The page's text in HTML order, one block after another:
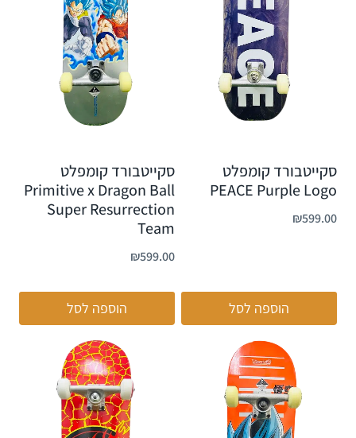
סקייטבורד קומפלט
PEACE Purple Logo
₪599.00
הוספה לסל
סקייטבורד קומפלט
Primitive x Dragon Ball
Super Resurrection
Team
₪599.00
הוספה לסל